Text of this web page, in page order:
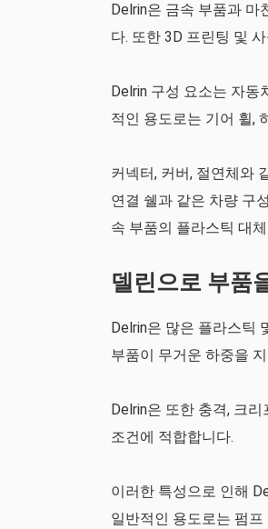
Delrin은 금속 부품과 마
다. 또한 3D 프린팅 및
Delrin 구성 요소는 자동
적인 용도로는 기어 휠,
커넥터, 커버, 절연체와
연결 쉘과 같은 차량 구
속 부품의 플라스틱 대
델린으로 부품
Delrin은 많은 플라스틱
부품이 무거운 하중을
Delrin은 또한 충격, 크
조건에 적합합니다.
이러한 특성으로 인해
일반적인 용도로는 펌